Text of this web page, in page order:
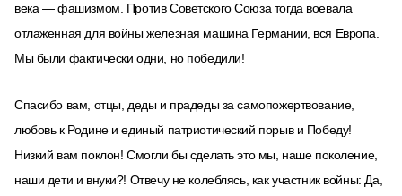
века — фашизмом. Против Советского Союза тогда воевала
отлаженная для войны железная машина Германии, вся Европа.
Мы были фактически одни, но победили!
Спасибо вам, отцы, деды и прадеды за самопожертвование,
любовь к Родине и единый​ патриотический порыв и Победу!
Низкий вам поклон! Смогли бы сделать это мы, наше поколение,
наши дети и внуки?! Отвечу не колеблясь, как участник войны: Да,